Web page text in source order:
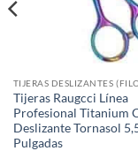
TIJERAS DESLIZANTES
Tijeras Raugcci Línea
Profesional Titanium
Deslizante Tornasol
Pulgadas